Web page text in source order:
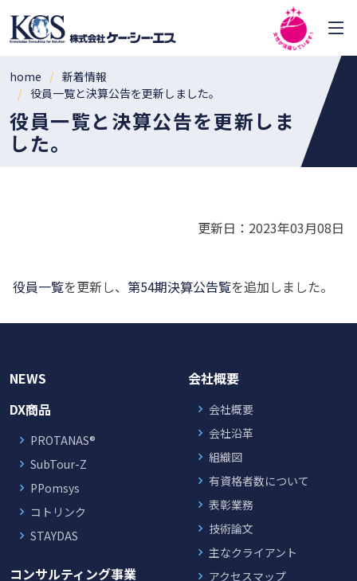
home
新着情報
役員一覧と決算公告を更新しました。
役員一覧と決算公告を更新しま
した。
更新日：2023年03月08日
役員一覧を更新し、 第54期決算公告覧を追加しました。
NEWS
DX商品
PROTANAS®
SubTour-Z
PPomsys
コトリンク
STAYDAS
コンサルティング事業
会社概要
会社概要
会社沿革
組織図
有資格者数について
表彰業務
技術論文
主なクライアント
アクセスマップ